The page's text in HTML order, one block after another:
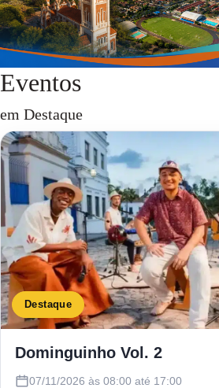
Eventos
em Destaque
Destaque
Dominguinho Vol. 2
07/11/2026 às 08:00 até 17:00